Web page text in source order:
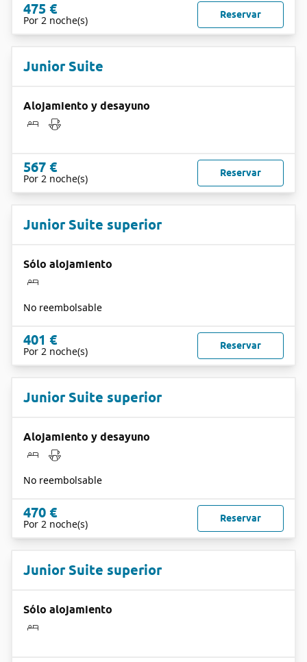
475 €
Por 2 noche(s) Reservar
Junior Suite
Alojamiento y desayuno
567 €
Por 2 noche(s) Reservar
Junior Suite superior
Sólo alojamiento
No reembolsable
401 €
Por 2 noche(s) Reservar
Junior Suite superior
Alojamiento y desayuno
No reembolsable
470 €
Por 2 noche(s) Reservar
Junior Suite superior
Sólo alojamiento